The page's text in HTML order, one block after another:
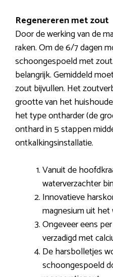
Regenereren met zout
Door de werking van de
raken. Om de 6/7 dagen
schoongespoeld met
belangrijk. Gemiddeld
zout bijvullen. Het
grootte van het
het type ontharder (de
onthard in 5 stappen
ontkalkingsinstallatie.
Vanuit de
waterverzachter
Innovatieve
magnesium uit het
Ongeveer eens
verzadigd met
De harsbolletjes
schoongespoeld